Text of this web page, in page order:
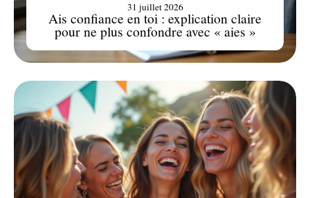
Ais confiance en toi : explication claire
pour ne plus confondre avec « aies »
31 juillet 2026